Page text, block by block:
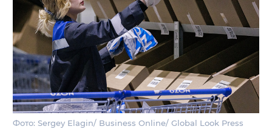
Фото: Sergey Elagin/ Business Online/ Global Look Press